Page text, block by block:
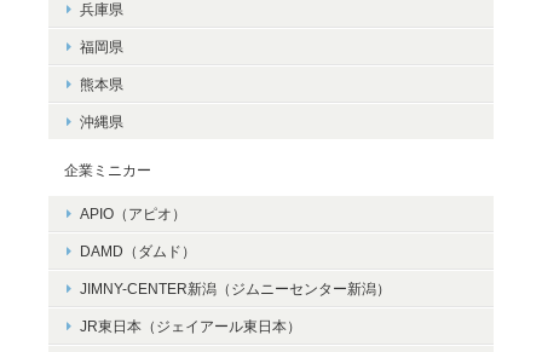
兵庫県
福岡県
熊本県
沖縄県
企業ミニカー
APIO（アピオ）
DAMD（ダムド）
JIMNY-CENTER新潟（ジムニーセンター新潟）
JR東日本（ジェイアール東日本）